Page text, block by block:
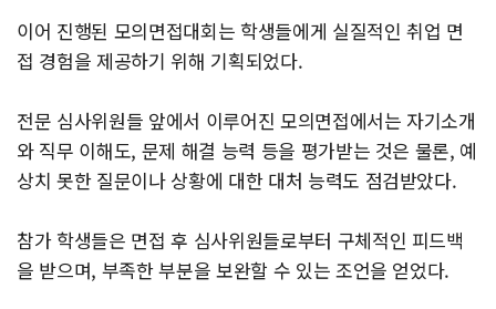
이어 진행된 모의면접대회는 학생들에게 실질적인 취업 면
접 경험을 제공하기 위해 기획되었다.
전문 심사위원들 앞에서 이루어진 모의면접에서는 자기소개
와 직무 이해도, 문제 해결 능력 등을 평가받는 것은 물론, 예
상치 못한 질문이나 상황에 대한 대처 능력도 점검받았다.
참가 학생들은 면접 후 심사위원들로부터 구체적인 피드백
을 받으며, 부족한 부분을 보완할 수 있는 조언을 얻었다.